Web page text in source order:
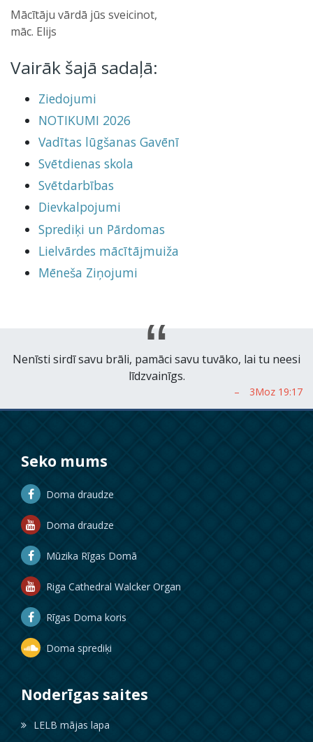
Mācītāju vārdā jūs sveicinot,
māc. Elijs
Vairāk šajā sadaļā:
Ziedojumi
NOTIKUMI 2026
Vadītas lūgšanas Gavēnī
Svētdienas skola
Svētdarbības
Dievkalpojumi
Sprediķi un Pārdomas
Lielvārdes mācītājmuiža
Mēneša Ziņojumi
Nenīsti sirdī savu brāli, pamāci savu tuvāko, lai tu neesi
līdzvainīgs.
Seko mums
Doma draudze
Doma draudze
Mūzika Rīgas Domā
Riga Cathedral Walcker Organ
Rīgas Doma koris
Doma sprediķi
Noderīgas saites
LELB mājas lapa